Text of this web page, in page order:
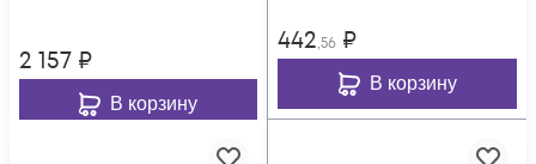
2 157 ₽
В корзину
442,56 ₽
В корзину